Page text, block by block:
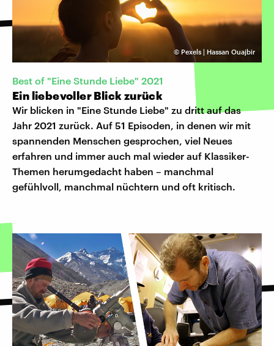
© Pexels | Hassan Ouajbir
Best of "Eine Stunde Liebe" 2021
Ein liebevoller Blick zurück
Wir blicken in "Eine Stunde Liebe" zu dritt auf das
Jahr 2021 zurück. Auf 51 Episoden, in denen wir mit
spannenden Menschen gesprochen, viel Neues
erfahren und immer auch mal wieder auf Klassiker-
Themen herumgedacht haben – manchmal
gefühlvoll, manchmal nüchtern und oft kritisch.